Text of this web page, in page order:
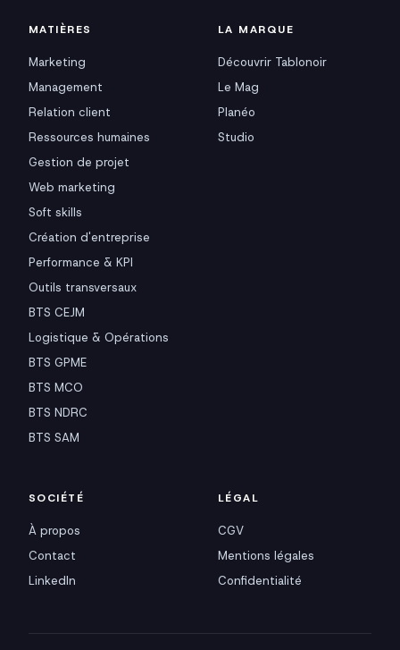
MATIÈRES
Marketing
Management
Relation client
Ressources humaines
Gestion de projet
Web marketing
Soft skills
Création d'entreprise
Performance & KPI
Outils transversaux
BTS CEJM
Logistique & Opérations
BTS GPME
BTS MCO
BTS NDRC
BTS SAM
LA MARQUE
Découvrir Tablonoir
Le Mag
Planéo
Studio
SOCIÉTÉ
À propos
Contact
LinkedIn
LÉGAL
CGV
Mentions légales
Confidentialité